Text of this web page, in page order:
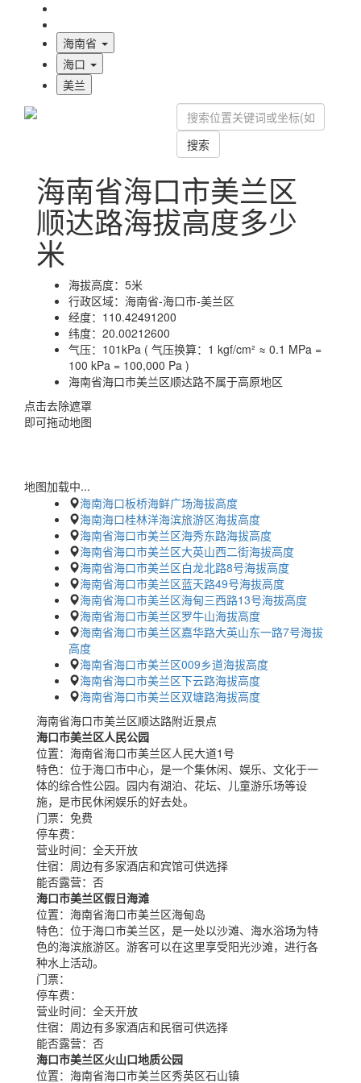
海南省
海口
美兰
搜索
海南省海口市美兰区
顺达路海拔高度多少
米
海拔高度： 5米
行政区域： 海南省-海口市-美兰区
经度： 110.42491200
纬度： 20.00212600
气压： 101kPa ( 气压换算：1 kgf/cm² ≈ 0.1 MPa =
100 kPa = 100,000 Pa )
海南省海口市美兰区顺达路不属于高原地区
点击去除遮罩
即可拖动地图
地图加载中...
海南海口板桥海鲜广场海拔高度
海南海口桂林洋海滨旅游区海拔高度
海南省海口市美兰区海秀东路海拔高度
海南省海口市美兰区大英山西二街海拔高度
海南省海口市美兰区白龙北路8号海拔高度
海南省海口市美兰区蓝天路49号海拔高度
海南省海口市美兰区海甸三西路13号海拔高度
海南省海口市美兰区罗牛山海拔高度
海南省海口市美兰区嘉华路大英山东一路7号海拔
高度
海南省海口市美兰区009乡道海拔高度
海南省海口市美兰区下云路海拔高度
海南省海口市美兰区双塘路海拔高度
海南省海口市美兰区顺达路附近景点
海口市美兰区人民公园
位置： 海南省海口市美兰区人民大道1号
特色： 位于海口市中心，是一个集休闲、娱乐、文化于一
体的综合性公园。园内有湖泊、花坛、儿童游乐场等设
施，是市民休闲娱乐的好去处。
门票： 免费
停车费：
营业时间： 全天开放
住宿： 周边有多家酒店和宾馆可供选择
能否露营： 否
海口市美兰区假日海滩
位置： 海南省海口市美兰区海甸岛
特色： 位于海口市美兰区，是一处以沙滩、海水浴场为特
色的海滨旅游区。游客可以在这里享受阳光沙滩，进行各
种水上活动。
门票：
停车费：
营业时间： 全天开放
住宿： 周边有多家酒店和民宿可供选择
能否露营： 否
海口市美兰区火山口地质公园
位置： 海南省海口市美兰区秀英区石山镇